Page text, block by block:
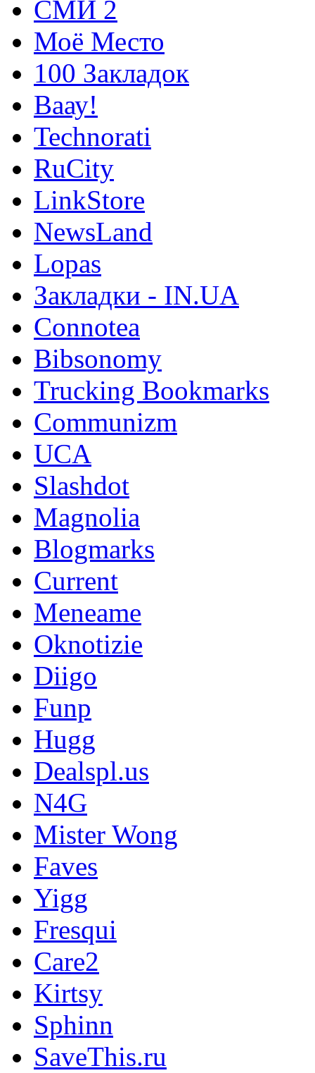
СМИ 2
Моё Место
100 Закладок
Ваау!
Technorati
RuCity
LinkStore
NewsLand
Lopas
Закладки - IN.UA
Connotea
Bibsonomy
Trucking Bookmarks
Communizm
UCA
Slashdot
Magnolia
Blogmarks
Current
Meneame
Oknotizie
Diigo
Funp
Hugg
Dealspl.us
N4G
Mister Wong
Faves
Yigg
Fresqui
Care2
Kirtsy
Sphinn
SaveThis.ru